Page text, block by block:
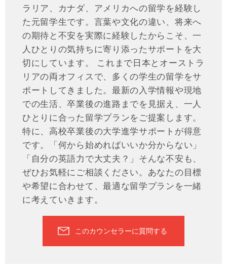
ラリア、カナダ、アメリカへの留学を経験し
た元留学生です。言葉や文化の違い、将来へ
の期待と不安を実際に経験したからこそ、一
人ひとりの気持ちに寄り添ったサポートを大
切にしています。 これまで日本とオーストラ
リアの両オフィスで、多くの学生の留学をサ
ポートしてきました。最新の入学情報や現地
での生活、卒業後の進路までを見据え、一人
ひとりに合った留学プランをご提案します。
特に、高校卒業後の大学進学サポートが得意
です。「何から始めればいいか分からない」
「自分の英語力で大丈夫？」そんな不安も、
ぜひお気軽にご相談ください。あなたの目標
や希望に合わせて、最適な留学プランを一緒
に考えていきます。
このカウンセラーに質問する